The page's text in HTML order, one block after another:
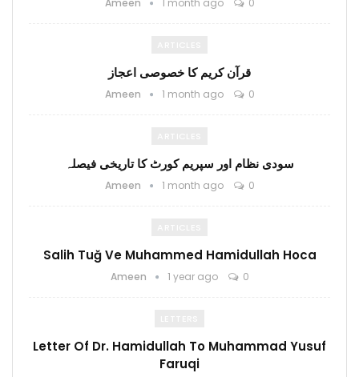
Ameen 1 month ago 0
قرآن کریم کا خصوصی اعجاز
Ameen 1 month ago 0
سودی نظام اور سپریم کورٹ کا تاریخی فیصلہ
Ameen 1 month ago 0
Salih Tuğ Ve Muhammed Hamidullah Hoca
Ameen 1 year ago 0
Letter Of Dr. Hamidullah To Muhammad Yusuf
Faruqi